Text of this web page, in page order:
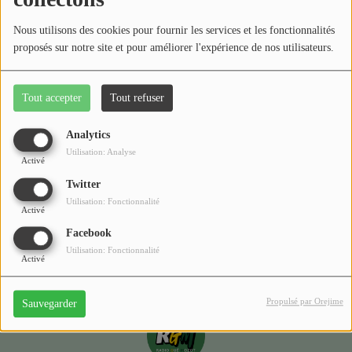
Nous utilisons des cookies pour fournir les services et les fonctionnalités
proposés sur notre site et pour améliorer l'expérience de nos utilisateurs.
Tout accepter Tout refuser
Analytics
Activé
Utilisation: Analyse
Twitter
Activé
Utilisation: Fonctionnalité
Facebook
Activé
Utilisation: Fonctionnalité
Sauvegarder Propulsé par Orejime
Médias
Podcasts
Photos
Dédicaces
Jeux Concours
Contact
Oups, vous avez
rencontré une erreur.